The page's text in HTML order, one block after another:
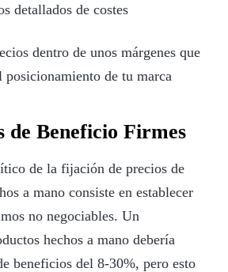
detallados de costes
dentro de unos márgenes que
posicionamiento de tu marca
de Beneficio Firmes
de la fijación de precios de
a mano consiste en establecer
no negociables. Un
hechos a mano debería
beneficios del 8-30%, pero esto